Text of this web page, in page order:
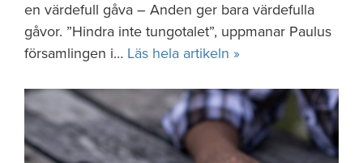
en värdefull gåva – Anden ger bara värdefulla
gåvor. ”Hindra inte tungotalet”, uppmanar Paulus
församlingen i… Läs hela artikeln »